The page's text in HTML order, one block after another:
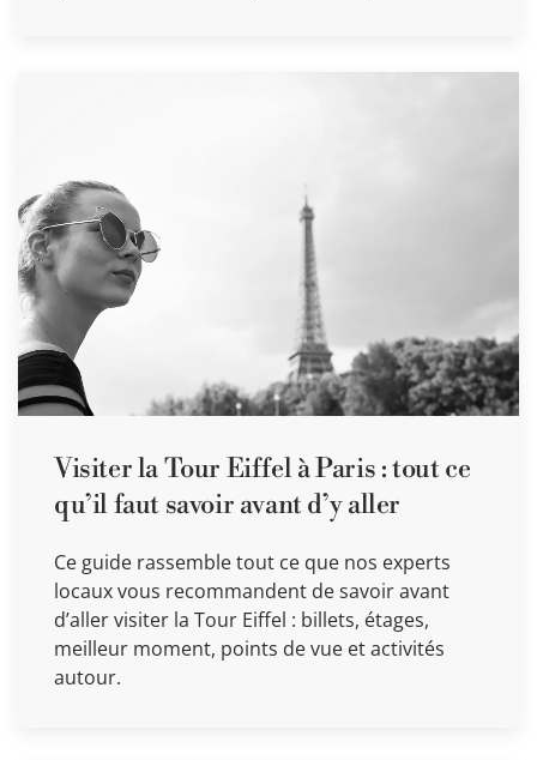
Visiter la Tour Eiffel à Paris : tout ce
qu’il faut savoir avant d’y aller
Ce guide rassemble tout ce que nos experts
locaux vous recommandent de savoir avant
d’aller visiter la Tour Eiffel : billets, étages,
meilleur moment, points de vue et activités
autour.